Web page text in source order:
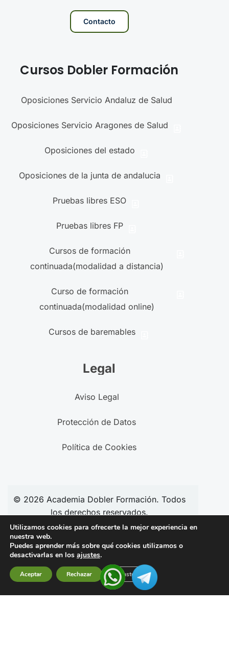
Contacto
Cursos Dobler Formación
Oposiciones Servicio Andaluz de Salud
Oposiciones Servicio Aragones de Salud
Oposiciones del estado
Oposiciones de la junta de andalucia
Pruebas libres ESO
Pruebas libres FP
Cursos de formación
continuada(modalidad a distancia)
Curso de formación
continuada(modalidad online)
Cursos de baremables
Legal
Aviso Legal
Protección de Datos
Política de Cookies
© 2026 Academia Dobler Formación. Todos
los derechos reservados.
Síguenos en redes:
Utilizamos cookies para ofrecerte la mejor experiencia en
nuestra web.
Puedes aprender más sobre qué cookies utilizamos o
desactivarlas en los ajustes.
Aceptar Rechazar Ajustes